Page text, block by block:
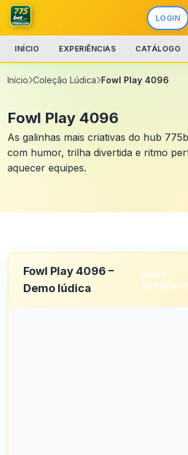
LOGIN
INÍCIO EXPERIÊNCIAS CATÁLOGO
Início Coleção Lúdica Fowl Play 4096
Fowl Play 4096
As galinhas mais criativas do hub
com humor, trilha divertida e ritmo
aquecer equipes.
Fowl Play 4096 –
Demo lúdica
MODO